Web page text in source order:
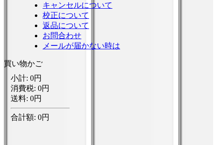
キャンセルについて
校正について
返品について
お問合わせ
メールが届かない時は
買い物かご